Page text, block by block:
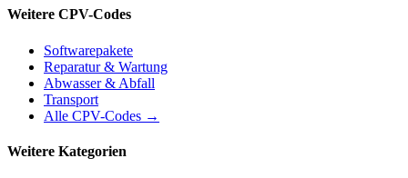
Weitere CPV-Codes
Softwarepakete
Reparatur & Wartung
Abwasser & Abfall
Transport
Alle CPV-Codes →
Weitere Kategorien